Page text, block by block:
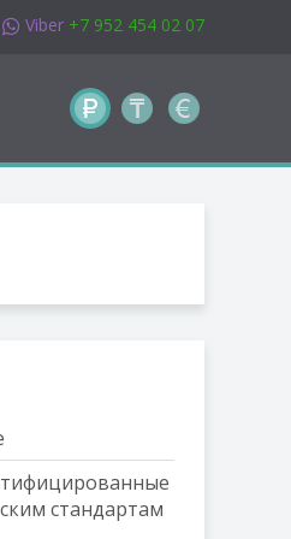
Viber +7 952 454 02 07
стандартам